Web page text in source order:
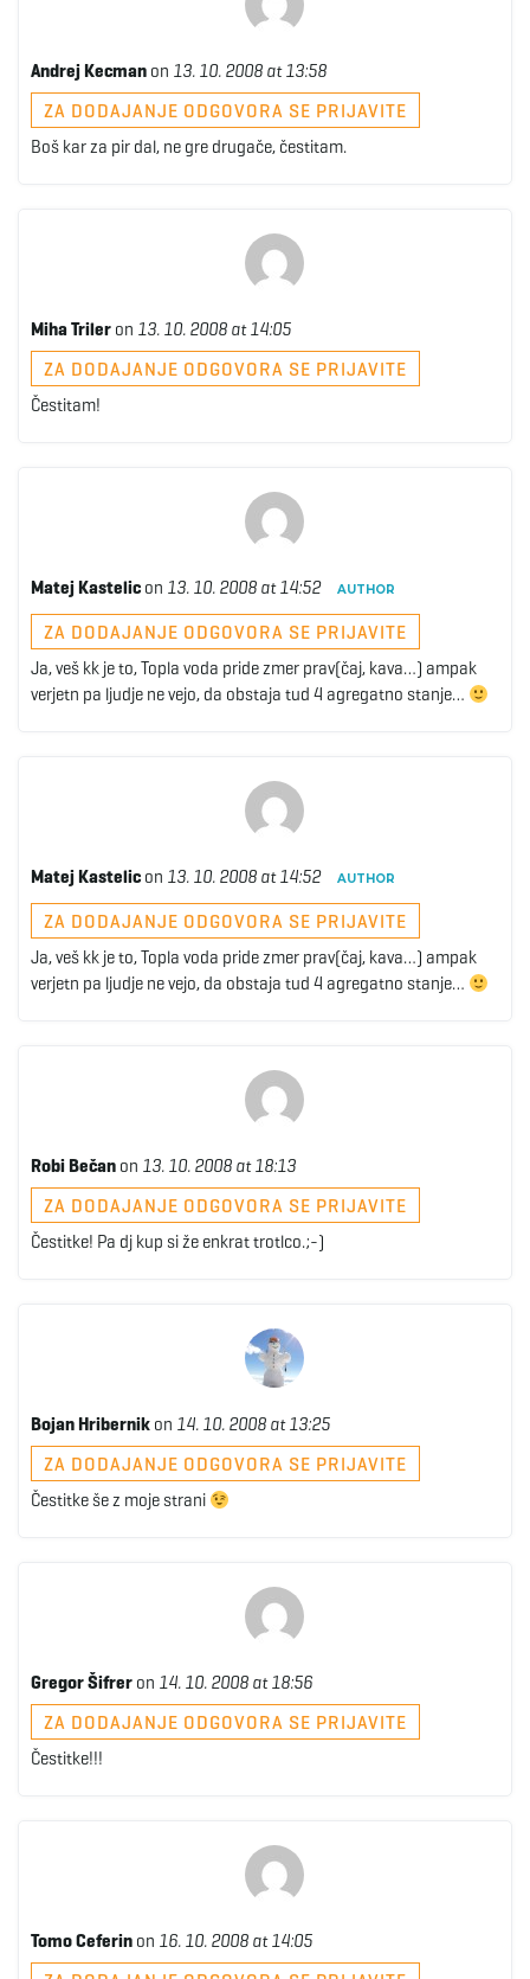
Andrej Kecman on 13. 10. 2008 at 13:58
ZA DODAJANJE ODGOVORA SE PRIJAVITE
Boš kar za pir dal, ne gre drugače, čestitam.
Miha Triler on 13. 10. 2008 at 14:05
ZA DODAJANJE ODGOVORA SE PRIJAVITE
Čestitam!
Matej Kastelic on 13. 10. 2008 at 14:52 AUTHOR
ZA DODAJANJE ODGOVORA SE PRIJAVITE
Ja, veš kk je to, Topla voda pride zmer prav(čaj, kava…) ampak
verjetn pa ljudje ne vejo, da obstaja tud 4 agregatno stanje…
Matej Kastelic on 13. 10. 2008 at 14:52 AUTHOR
ZA DODAJANJE ODGOVORA SE PRIJAVITE
Ja, veš kk je to, Topla voda pride zmer prav(čaj, kava…) ampak
verjetn pa ljudje ne vejo, da obstaja tud 4 agregatno stanje…
Robi Bečan on 13. 10. 2008 at 18:13
ZA DODAJANJE ODGOVORA SE PRIJAVITE
Čestitke! Pa dj kup si že enkrat trotlco.;-)
Bojan Hribernik on 14. 10. 2008 at 13:25
ZA DODAJANJE ODGOVORA SE PRIJAVITE
Čestitke še z moje strani
Gregor Šifrer on 14. 10. 2008 at 18:56
ZA DODAJANJE ODGOVORA SE PRIJAVITE
Čestitke!!!
Tomo Ceferin on 16. 10. 2008 at 14:05